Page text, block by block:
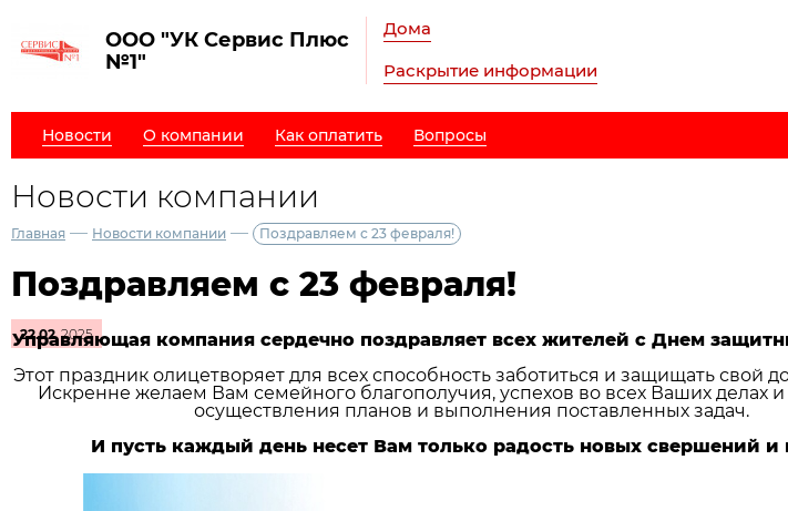
ООО "УК Сервис Плюс
№1"
Дома
Раскрытие информации
Новости О компании Как оплатить Вопросы
Новости компании
Главная — Новости компании — Поздравляем с 23 февраля!
Поздравляем с 23 февраля!
22.02 2025
Управляющая компания сердечно поздравляет всех жителей с Днем
Этот праздник олицетворяет для всех способность заботиться и защищать свой
Искренне желаем Вам семейного благополучия, успехов во всех Ваших делах
осуществления планов и выполнения поставленных задач.
И пусть каждый день несет Вам только радость новых свершений и